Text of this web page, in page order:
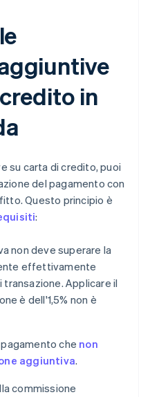
in
su carta di credito, puoi
del pagamento con
Questo principio è
:
non deve superare la
effettivamente
Applicare il
è dell'1,5% non è
che non
aggiuntiva.
commissione